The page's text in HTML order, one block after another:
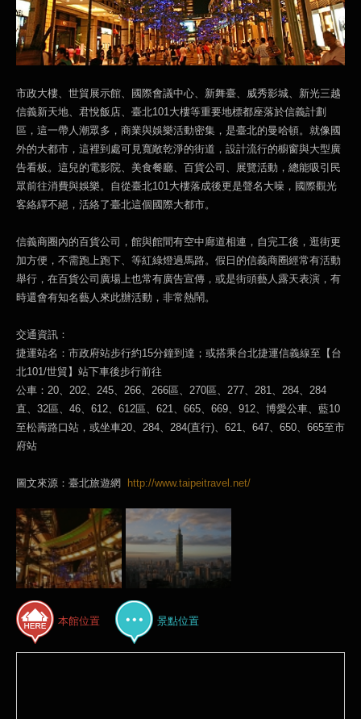
市政大樓、世貿展示館、國際會議中心、新舞臺、威秀影城、新光三越
信義新天地、君悅飯店、臺北101大樓等重要地標都座落於信義計劃
區，這一帶人潮眾多，商業與娛樂活動密集，是臺北的曼哈頓。就像國
外的大都市，這裡到處可見寬敞乾淨的街道，設計流行的櫥窗與大型廣
告看板。這兒的電影院、美食餐廳、百貨公司、展覽活動，總能吸引民
眾前往消費與娛樂。自從臺北101大樓落成後更是聲名大噪，國際觀光
客絡繹不絕，活絡了臺北這個國際大都市。
信義商圈內的百貨公司，館與館間有空中廊道相連，自完工後，逛街更
加方便，不需跑上跑下、等紅綠燈過馬路。假日的信義商圈經常有活動
舉行，在百貨公司廣場上也常有廣告宣傳，或是街頭藝人露天表演，有
時還會有知名藝人來此辦活動，非常熱鬧。
交通資訊：
捷運站名：市政府站步行約15分鐘到達；或搭乘台北捷運信義線至【台
北101/世貿】站下車後步行前往
公車：20、202、245、266、266區、270區、277、281、284、284
直、32區、46、612、612區、621、665、669、912、博愛公車、藍10
至松壽路口站，或坐車20、284、284(直行)、621、647、650、665至市
府站
圖文來源：臺北旅遊網 http://www.taipeitravel.net/
本館位置 景點位置